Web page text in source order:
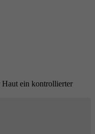
ein kontrollierter